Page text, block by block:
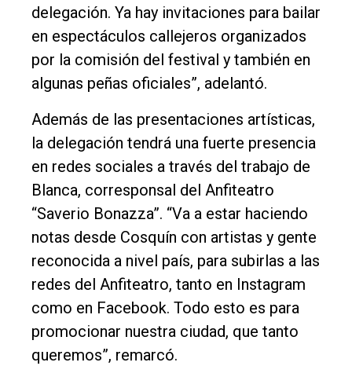
delegación. Ya hay invitaciones para bailar
en espectáculos callejeros organizados
por la comisión del festival y también en
algunas peñas oficiales”, adelantó.
Además de las presentaciones artísticas,
la delegación tendrá una fuerte presencia
en redes sociales a través del trabajo de
Blanca, corresponsal del Anfiteatro
“Saverio Bonazza”. “Va a estar haciendo
notas desde Cosquín con artistas y gente
reconocida a nivel país, para subirlas a las
redes del Anfiteatro, tanto en Instagram
como en Facebook. Todo esto es para
promocionar nuestra ciudad, que tanto
queremos”, remarcó.